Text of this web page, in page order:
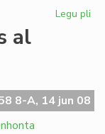
Legu pli
en
al
8-A, 14 jun 08